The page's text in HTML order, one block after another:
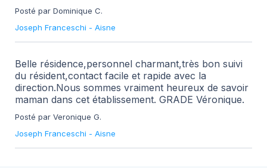
Posté par Dominique C.
Joseph Franceschi - Aisne
Belle résidence,personnel charmant,très bon suivi
du résident,contact facile et rapide avec la
direction.Nous sommes vraiment heureux de savoir
maman dans cet établissement. GRADE Véronique.
Posté par Veronique G.
Joseph Franceschi - Aisne